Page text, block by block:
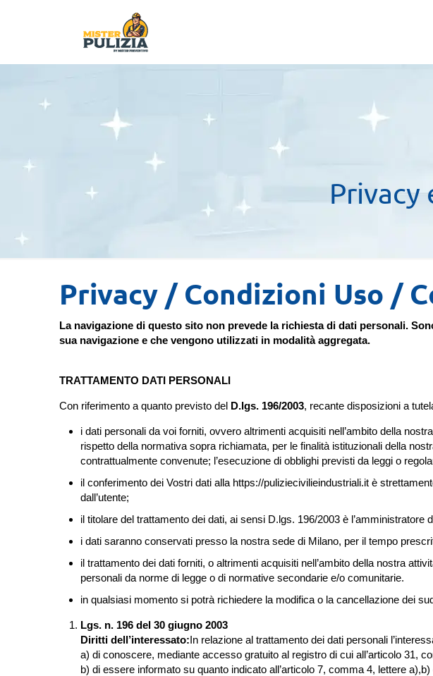
Privacy
Privacy / Condizioni Uso /
La navigazione di questo sito non prevede la richiesta di dati personali.
sua navigazione e che vengono utilizzati in modalità aggregata.
TRATTAMENTO DATI PERSONALI
Con riferimento a quanto previsto del D.lgs. 196/2003, recante disposizioni a
i dati personali da voi forniti, ovvero altrimenti acquisiti nell’ambito della
rispetto della normativa sopra richiamata, per le finalità istituzionali della
contrattualmente convenute; l’esecuzione di obblighi previsti da leggi o
il conferimento dei Vostri dati alla https://puliziecivilieindustriali.it è
dall’utente;
il titolare del trattamento dei dati, ai sensi D.lgs. 196/2003 è l’amministratore
i dati saranno conservati presso la nostra sede di Milano, per il tempo
il trattamento dei dati forniti, o altrimenti acquisiti nell’ambito della nostra
personali da norme di legge o di normative secondarie e/o comunitarie.
in qualsiasi momento si potrà richiedere la modifica o la cancellazione dei
Lgs. n. 196 del 30 giugno 2003
Diritti dell’interessato:In relazione al trattamento dei dati personali
a) di conoscere, mediante accesso gratuito al registro di cui all’articolo 31,
b) di essere informato su quanto indicato all’articolo 7, comma 4, lettere a),b)